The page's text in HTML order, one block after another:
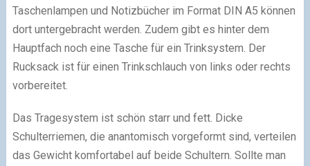
Taschenlampen und Notizbücher im Format DIN A5 können
dort untergebracht werden. Zudem gibt es hinter dem
Hauptfach noch eine Tasche für ein Trinksystem. Der
Rucksack ist für einen Trinkschlauch von links oder rechts
vorbereitet.
Das Tragesystem ist schön starr und fett. Dicke
Schulterriemen, die anantomisch vorgeformt sind, verteilen
das Gewicht komfortabel auf beide Schultern. Sollte man